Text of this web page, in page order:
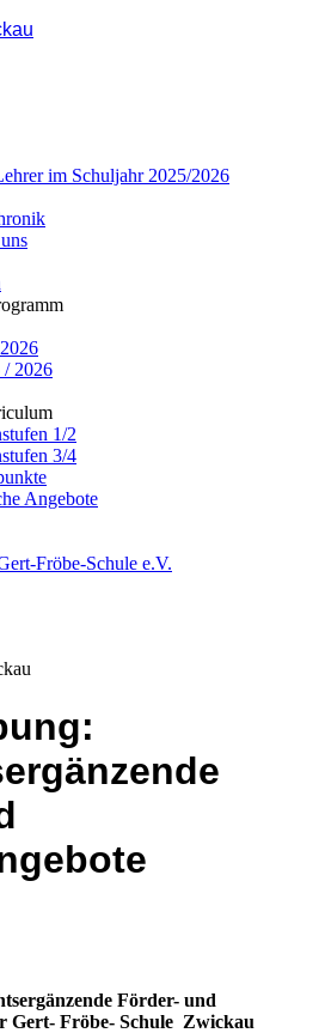
im Schuljahr 2025/2026
/ 2026
1/2
3/4
Angebote
Fröbe-Schule e.V.
Förder- und
Gert- Fröbe- Schule Zwickau